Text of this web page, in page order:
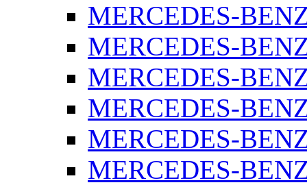
MERCEDES-
MERCEDES-
MERCEDES-
MERCEDES-
MERCEDES-
MERCEDES-